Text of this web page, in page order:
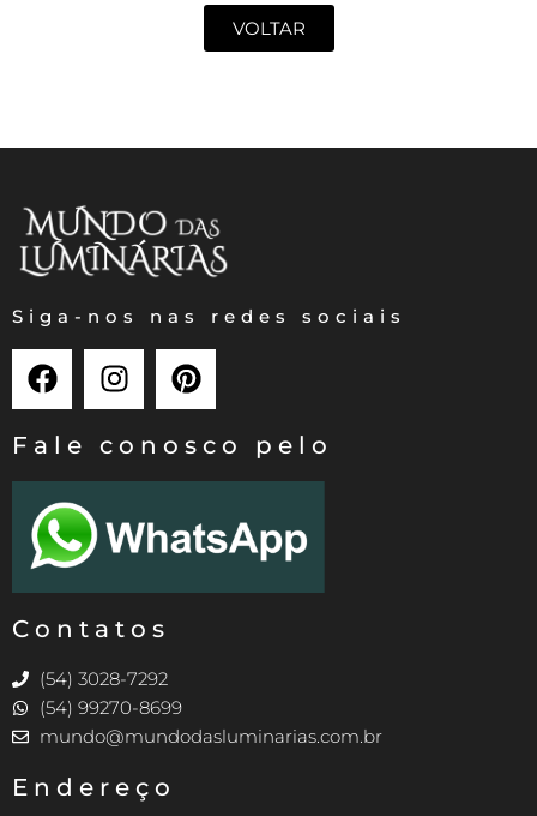
VOLTAR
Siga-nos nas redes sociais
Fale conosco pelo
Contatos
(54) 3028-7292
(54) 99270-8699
mundo@mundodasluminarias.com.br
Endereço